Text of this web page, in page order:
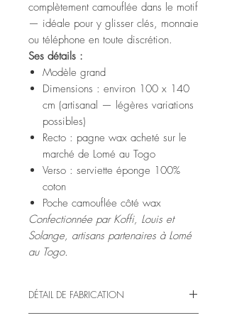
complètement camouflée dans le motif
— idéale pour y glisser clés, monnaie
ou téléphone en toute discrétion.
Ses détails :
Modèle grand
Dimensions : environ 100 x 140
cm (artisanal — légères variations
possibles)
Recto : pagne wax acheté sur le
marché de Lomé au Togo
Verso : serviette éponge 100%
coton
Poche camouflée côté wax
Confectionnée par Koffi, Louis et
Solange, artisans partenaires à Lomé
au Togo.
DÉTAIL DE FABRICATION